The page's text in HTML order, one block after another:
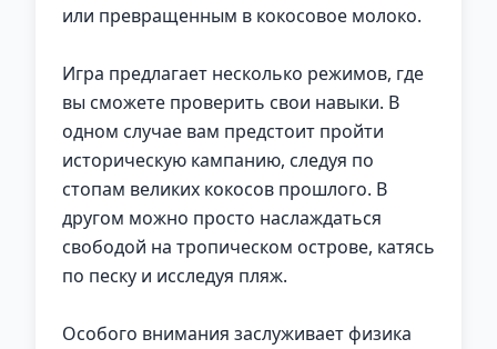
или превращенным в кокосовое молоко.
Игра предлагает несколько режимов, где
вы сможете проверить свои навыки. В
одном случае вам предстоит пройти
историческую кампанию, следуя по
стопам великих кокосов прошлого. В
другом можно просто наслаждаться
свободой на тропическом острове, катясь
по песку и исследуя пляж.
Особого внимания заслуживает физика